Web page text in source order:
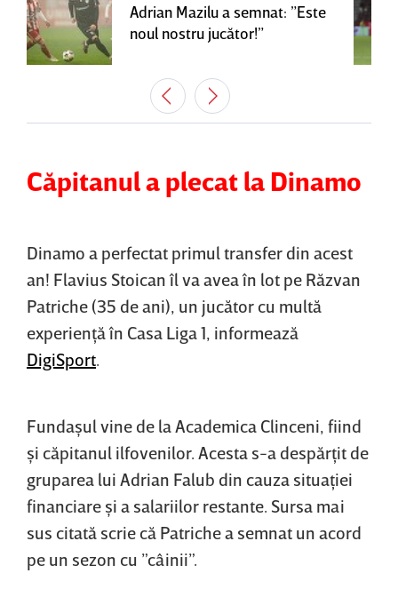
Adrian Mazilu a semnat: ”Este
noul nostru jucător!”
Căpitanul a plecat la Dinamo
Dinamo a perfectat primul transfer din acest
an! Flavius Stoican îl va avea în lot pe Răzvan
Patriche (35 de ani), un jucător cu multă
experienţă în Casa Liga 1, informează
DigiSport
Fundaşul vine de la Academica Clinceni, fiind
şi căpitanul ilfovenilor. Acesta s-a despărţit de
gruparea lui Adrian Falub din cauza situaţiei
financiare şi a salariilor restante. Sursa mai
sus citată scrie că Patriche a semnat un acord
pe un sezon cu ”câinii”.